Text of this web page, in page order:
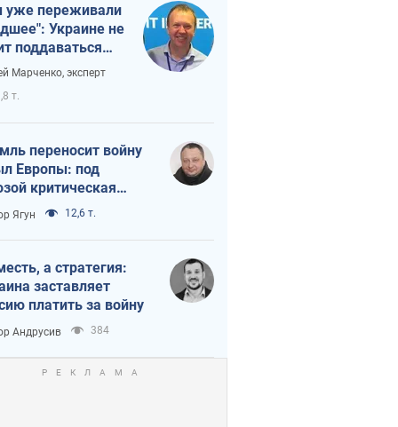
переживали
Украине не
поддаваться
из-за
Марченко, эксперт
т.
переносит войну
Европы: под
критическая
Ягун 12,6 т.
а стратегия:
заставляет
платить за войну
Андрусив 384